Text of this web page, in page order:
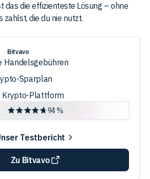
das die effizienteste Lösung – ohne
zahlst, die du nie nutzt.
Bitvavo
Handelsgebühren
Sparplan
Krypto-Plattform
94 %
Testbericht
Zu Bitvavo